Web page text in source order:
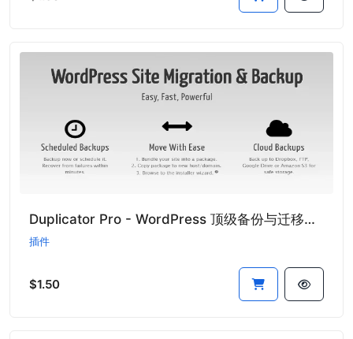
Duplicator Pro - WordPress 顶级备份与迁移插件
插件
$1.50